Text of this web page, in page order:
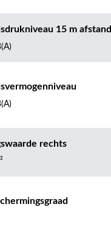
15 m afstand
rechts